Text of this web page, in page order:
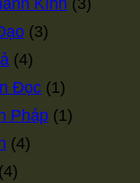
Kính (3)
(3)
(4)
Đọc (1)
Pháp (1)
(4)
(4)